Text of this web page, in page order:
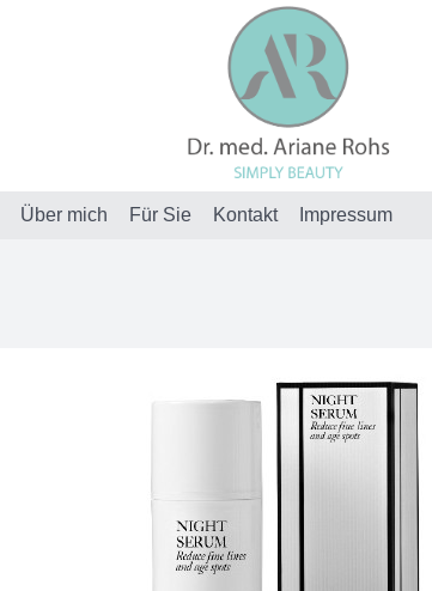
Über mich Für Sie Kontakt Impressum